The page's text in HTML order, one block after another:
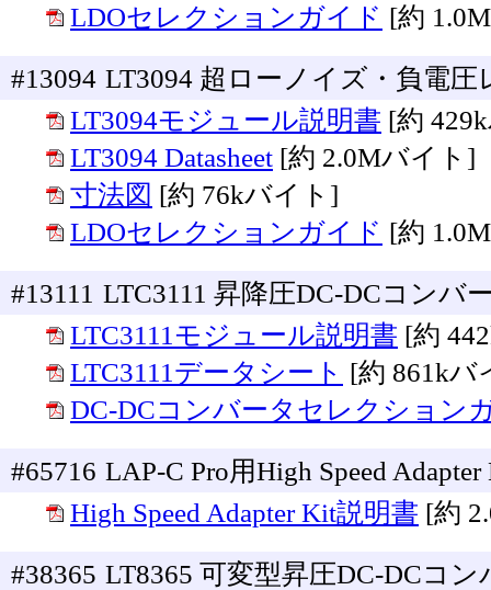
LDOセレクションガイド [約
#13094 LT3094 超ローノイズ・負電
LT3094モジュール説明書 [約
LT3094 Datasheet [約 2.0Mバイト]
寸法図 [約 76kバイト]
LDOセレクションガイド [約
#13111 LTC3111 昇降圧DC-DCコンバ
LTC3111モジュール説明書 [約
LTC3111データシート [約 861kバ
DC-DCコンバータセレクション
#65716 LAP-C Pro用High Speed
High Speed Adapter Kit説明書 [約
#38365 LT8365 可変型昇圧DC-DCコ